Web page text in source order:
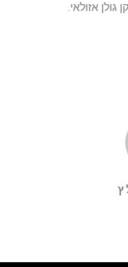
אזולאי.